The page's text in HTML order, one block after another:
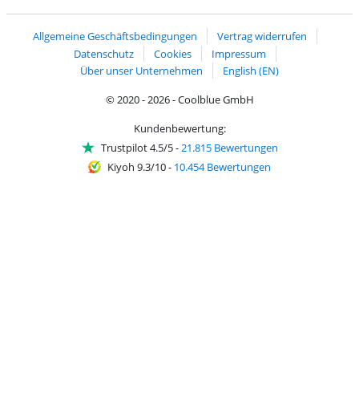
Allgemeine Geschäftsbedingungen
Vertrag widerrufen
Datenschutz
Cookies
Impressum
Über unser Unternehmen
English (EN)
© 2020 - 2026 - Coolblue GmbH
Kundenbewertung:
Trustpilot 4.5/5-21.815 Bewertungen
Kiyoh 9.3/10- 10.454 Bewertungen